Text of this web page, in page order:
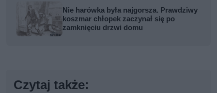
Nie harówka była najgorsza. Prawdziwy
koszmar chłopek zaczynał się po
zamknięciu drzwi domu
Czytaj także: